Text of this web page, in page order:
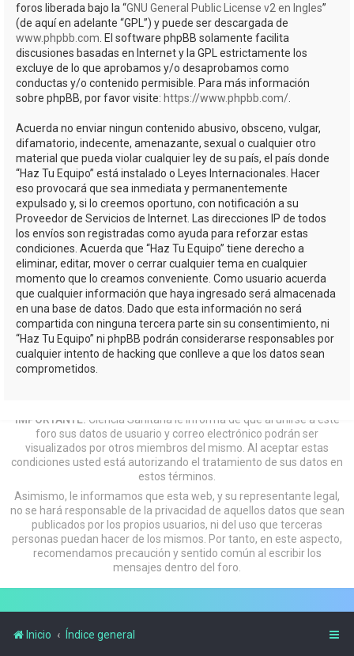
foros liberada bajo la “GNU General Public License v2 en Ingles”
(de aquí en adelante “GPL”) y puede ser descargada de
www.phpbb.com . El software phpBB solamente facilita
discusiones basadas en Internet y la GPL estrictamente los
excluye de lo que aprobamos y/o desaprobamos como
conductas y/o contenido permisible. Para más información
sobre phpBB, por favor visite: https://www.phpbb.com/
Acuerda no enviar ningun contenido abusivo, obsceno, vulgar,
difamatorio, indecente, amenazante, sexual o cualquier otro
material que pueda violar cualquier ley de su país, el país donde
“Haz Tu Equipo” está instalado o Leyes Internacionales. Hacer
eso provocará que sea inmediata y permanentemente
expulsado y, si lo creemos oportuno, con notificación a su
Proveedor de Servicios de Internet. Las direcciones IP de todos
los envíos son registradas como ayuda para reforzar estas
condiciones. Acuerda que “Haz Tu Equipo” tiene derecho a
eliminar, editar, mover o cerrar cualquier tema en cualquier
momento que lo creamos conveniente. Como usuario acuerda
que cualquier información que haya ingresado será almacenada
en una base de datos. Dado que esta información no será
compartida con ninguna tercera parte sin su consentimiento, ni
“Haz Tu Equipo” ni phpBB podrán considerarse responsables por
cualquier intento de hacking que conlleve a que los datos sean
comprometidos.
IMPORTANTE: Ciencia Sanitaria le informa de que al unirse a este
foro sus datos de usuario y correo electrónico podrán ser
visualizados por otros miembros del mismo. Al aceptar estas
condiciones usted está autorizando el tratamiento de sus datos en
estos términos.
Asimismo, le informamos que esta web, y su representante legal,
no se hará responsable de la privacidad de aquellos datos que sean
publicados por los propios usuarios, ni del uso que terceras
personas puedan hacer de los mismos. Por tanto, en este aspecto,
recomendamos precaución y sentido común al escribir los
mensajes dentro del foro.
Inicio Índice general